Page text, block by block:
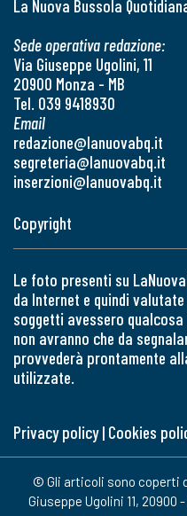
La Nuova Bussola
Sede operativa redazione:
Via Giuseppe Ugolini, 11
20900 Monza - MB
Tel. 039 9418930
Email
redazione@lanuovabq.it
segreteria@lanuovabq.it
inserzioni@lanuovabq.it
Copyright
Le foto presenti su
da Internet e quindi
soggetti avessero
non avranno che da
provvederà prontamente
utilizzate.
Privacy policy| Cookies
© Gli articoli sono coperti
Giuseppe Ugolini 11, 20900